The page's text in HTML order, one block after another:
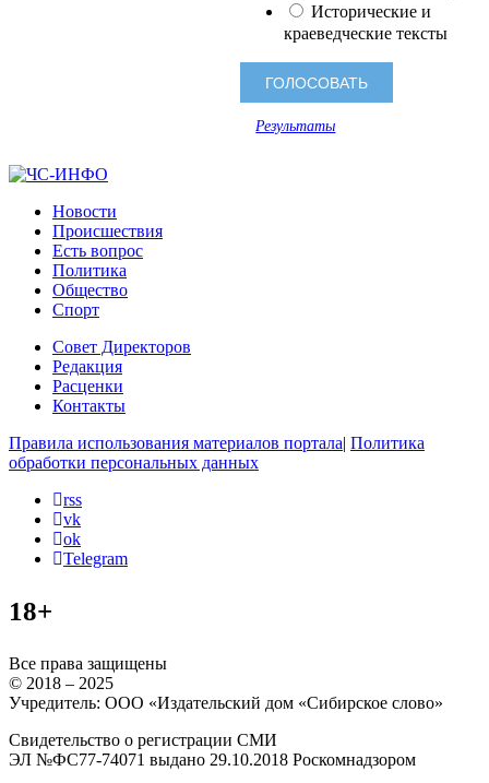
Исторические и
краеведческие тексты
Результаты
Новости
Происшествия
Есть вопрос
Политика
Общество
Спорт
Совет Директоров
Редакция
Расценки
Контакты
Правила использования материалов портала| Политика
обработки персональных данных
rss
vk
ok
Telegram
18+
Все права защищены
© 2018 – 2025
Учредитель: ООО «Издательский дом «Сибирское слово»
Свидетельство о регистрации СМИ
ЭЛ №ФС77-74071 выдано 29.10.2018 Роскомнадзором